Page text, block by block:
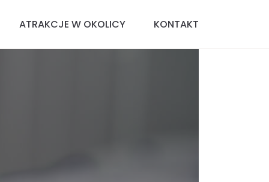
ATRAKCJE W OKOLICY KONTAKT